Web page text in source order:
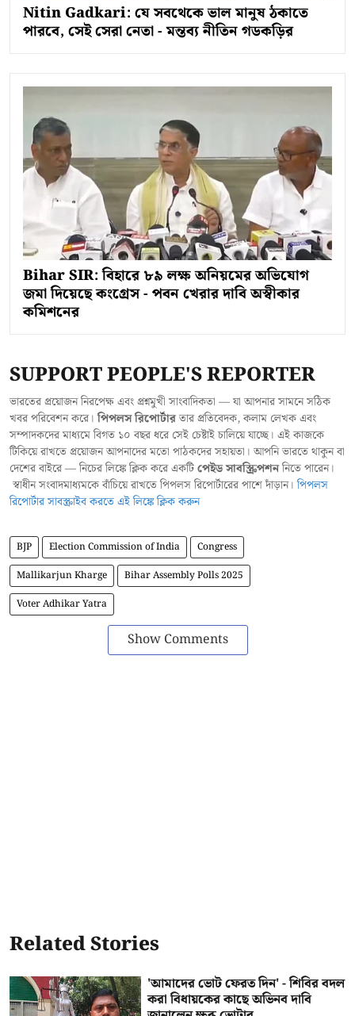
Nitin Gadkari: যে সবথেকে ভাল মানুষ ঠকাতে
পারবে, সেই সেরা নেতা - মন্তব্য নীতিন গডকড়ির
Bihar SIR: বিহারে ৮৯ লক্ষ অনিয়মের অভিযোগ
জমা দিয়েছে কংগ্রেস - পবন খেরার দাবি অস্বীকার
কমিশনের
SUPPORT PEOPLE'S REPORTER
ভারতের প্রয়োজন নিরপেক্ষ এবং প্রশ্নমুখী সাংবাদিকতা — যা আপনার সামনে সঠিক
খবর পরিবেশন করে।পিপলস রিপোর্টারতার প্রতিবেদক, কলাম লেখক এবং
সম্পাদকদের মাধ্যমে বিগত ১০ বছর ধরে সেই চেষ্টাই চালিয়ে যাচ্ছে। এই কাজকে
টিকিয়ে রাখতে প্রয়োজন আপনাদের মতো পাঠকদের সহায়তা। আপনি ভারতে থাকুন বা
দেশের বাইরে — নিচের লিঙ্কে ক্লিক করে একটিপেইড সাবস্ক্রিপশননিতে পারেন।
স্বাধীন সংবাদমাধ্যমকে বাঁচিয়ে রাখতে পিপলস রিপোর্টারের পাশে দাঁড়ান।পিপলস
রিপোর্টার সাবস্ক্রাইব করতে এই লিঙ্কে ক্লিক করুন
BJP Election Commission of India
Congress
Mallikarjun Kharge
Bihar Assembly Polls 2025
Voter Adhikar Yatra
Show Comments
Related Stories
'আমাদের ভোট ফেরত দিন' - শিবির বদল
করা বিধায়কের কাছে অভিনব দাবি